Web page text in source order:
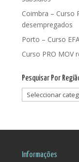
Coimbra – Curso
desempregados
Porto – Curso
Curso PRO MOV
Pesquisar Por
Pesquisar
Por
Informações